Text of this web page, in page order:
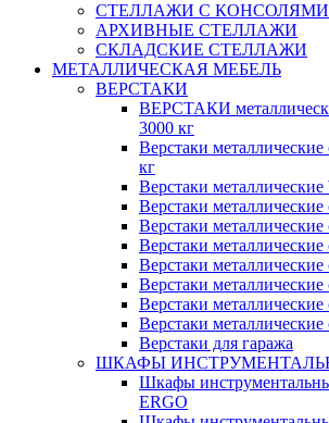
СТЕЛЛАЖИ С КОНСОЛЯМИ
АРХИВНЫЕ СТЕЛЛАЖИ
СКЛАДСКИЕ СТЕЛЛАЖИ
МЕТАЛЛИЧЕСКАЯ МЕБЕЛЬ
ВЕРСТАКИ
ВЕРСТАКИ
3000 кг
Верстаки
кг
Верстаки
Верстаки
Верстаки
Верстаки
Верстаки
Верстаки
Верстаки
Верстаки
Верстаки для гаража
ШКАФЫ
Шкафы
ERGO